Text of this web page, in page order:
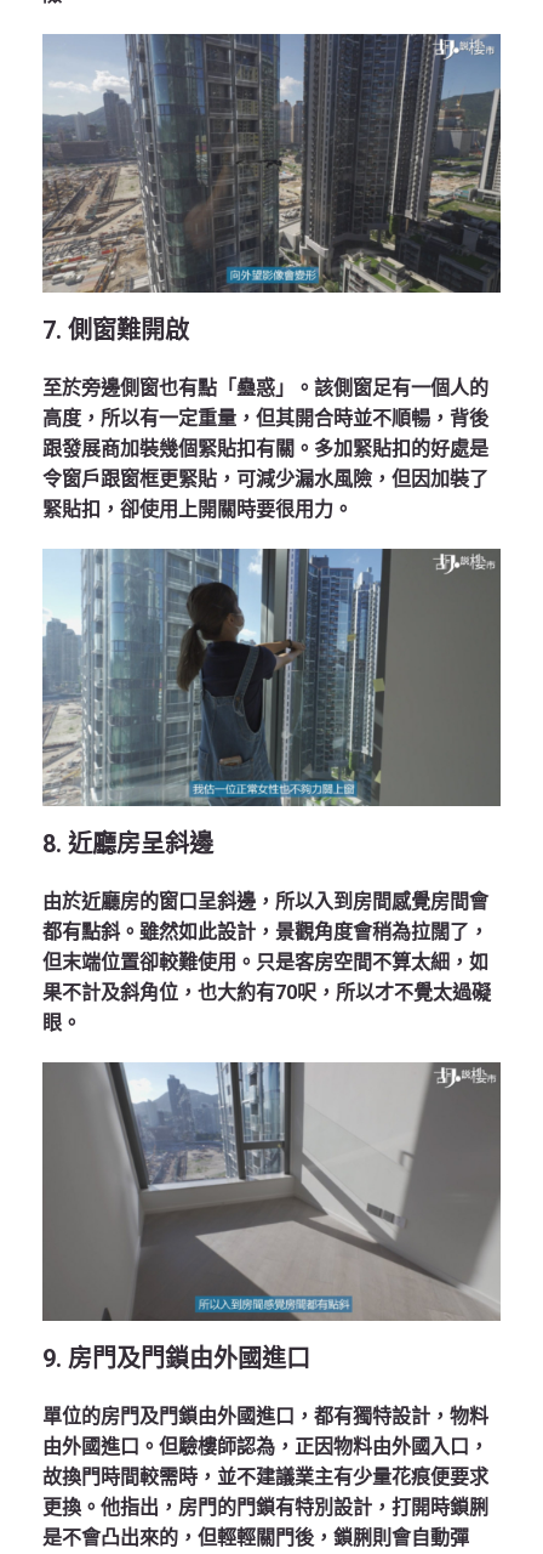
7. 側窗難開啟
至於旁邊側窗也有點「蠱惑」。該側窗足有一個人的
高度，所以有一定重量，但其開合時並不順暢，背後
跟發展商加裝幾個緊貼扣有關。多加緊貼扣的好處是
令窗戶跟窗框更緊貼，可減少漏水風險，但因加裝了
緊貼扣，卻使用上開關時要很用力。
8. 近廳房呈斜邊
由於近廳房的窗口呈斜邊，所以入到房間感覺房間會
都有點斜。雖然如此設計，景觀角度會稍為拉闊了，
但末端位置卻較難使用。只是客房空間不算太細，如
果不計及斜角位，也大約有70呎，所以才不覺太過礙
眼。
9. 房門及門鎖由外國進口
單位的房門及門鎖由外國進口，都有獨特設計，物料
由外國進口。但驗樓師認為，正因物料由外國入口，
故換門時間較需時，並不建議業主有少量花痕便要求
更換。他指出，房門的門鎖有特別設計，打開時鎖脷
是不會凸出來的，但輕輕關門後，鎖脷則會自動彈